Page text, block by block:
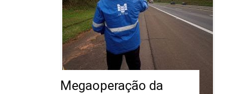
Megaoperação da